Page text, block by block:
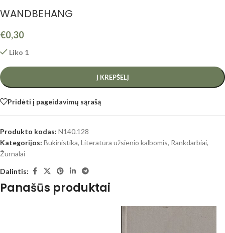
WANDBEHANG
€0,30
Liko 1
Į KREPŠELĮ
Pridėti į pageidavimų sąrašą
Produkto kodas: N140.128
Kategorijos: Bukinistika, Literatūra užsienio kalbomis, Rankdarbiai,
Žurnalai
Dalintis:
Panašūs produktai